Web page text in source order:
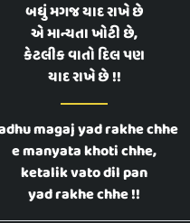
બધું મગજ યાદ રાખે છે
એ માન્યતા ખોટી છે,
કેટલીક વાતો દિલ પણ
યાદ રાખે છે !!
magaj yad rakhe chhe
e manyata khoti chhe,
ketalik vato dil pan
yad rakhe chhe !!